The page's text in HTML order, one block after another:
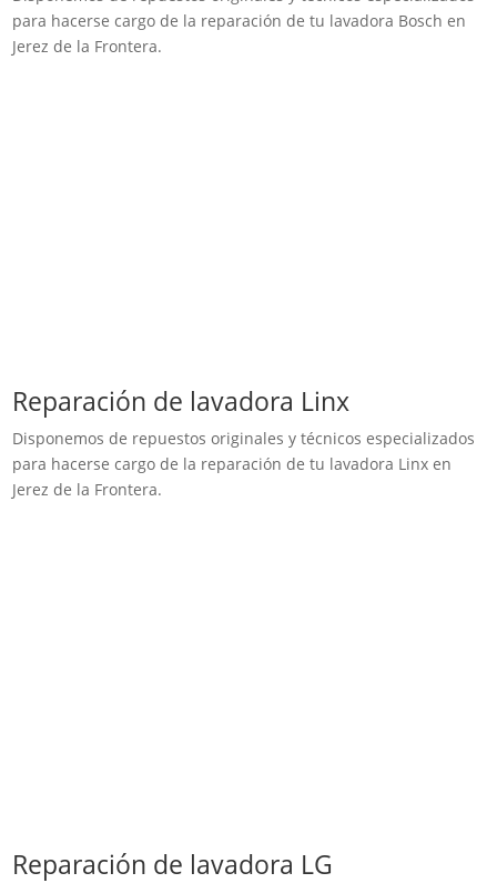
para hacerse cargo de la reparación de tu lavadora Bosch en
Jerez de la Frontera.
Reparación de lavadora Linx
Disponemos de repuestos originales y técnicos especializados
para hacerse cargo de la reparación de tu lavadora Linx en
Jerez de la Frontera.
Reparación de lavadora LG